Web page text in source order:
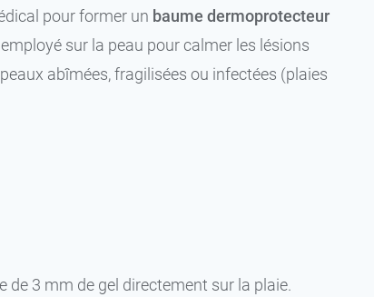
pour former un baume dermoprotecteur
sur la peau pour calmer les lésions
abîmées, fragilisées ou infectées (plaies
de 3 mm de gel directement sur la plaie.